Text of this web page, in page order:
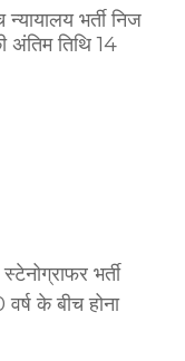
भर्ती निज
तिथि 14
भर्ती
के बीच होना